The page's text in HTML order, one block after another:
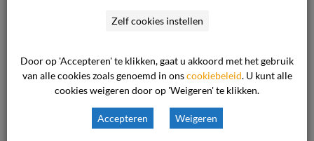
consument heeft de ondernemer dit niet bij haar
ontving de […]
Lees verder
Zelf cookies instellen
Door op 'Accepteren' te klikken, gaat u akkoord met het gebruik
van alle cookies zoals genoemd in onscookiebeleid. U kunt alle
cookies weigeren door op 'Weigeren' te klikken.
Accepteren Weigeren